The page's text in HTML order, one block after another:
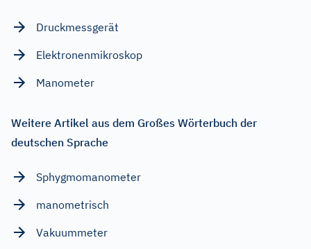
Druckmessgerät
Elektronenmikroskop
Manometer
Weitere Artikel aus dem Großes Wörterbuch der
deutschen Sprache
Sphygmomanometer
manometrisch
Vakuummeter